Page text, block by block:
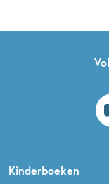
Kinderboeken